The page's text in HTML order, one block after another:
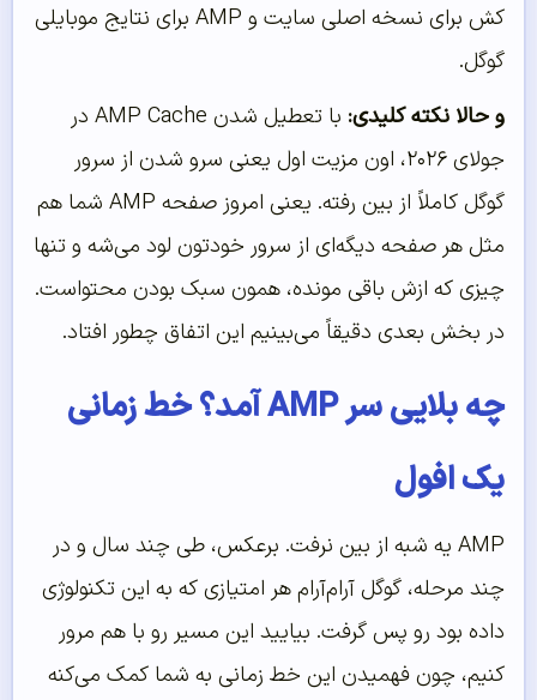
کش برای نسخه اصلی سایت و AMP برای نتایج موبایلی
گوگل.
و حالا نکته کلیدی:
با تعطیل شدن AMP Cache در
جولای ۲۰۲۶، اون مزیت اول یعنی سرو شدن از سرور
گوگل کاملاً از بین رفته. یعنی امروز صفحه AMP شما هم
مثل هر صفحه دیگه‌ای از سرور خودتون لود می‌شه و تنها
چیزی که ازش باقی مونده، همون سبک بودن محتواست.
در بخش بعدی دقیقاً می‌بینیم این اتفاق چطور افتاد.
چه بلایی سر AMP آمد؟ خط زمانی
یک افول
AMP یه شبه از بین نرفت. برعکس، طی چند سال و در
چند مرحله، گوگل آرام‌آرام هر امتیازی که به این تکنولوژی
داده بود رو پس گرفت. بیایید این مسیر رو با هم مرور
کنیم، چون فهمیدن این خط زمانی به شما کمک می‌کنه